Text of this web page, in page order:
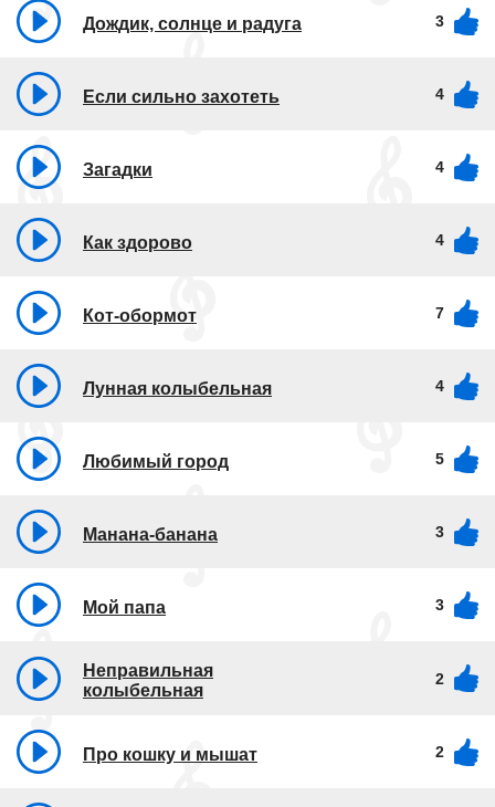
Дождик, солнце и радуга 3
Если сильно захотеть 4
Загадки 4
Как здорово 4
Кот-обормот 7
Лунная колыбельная 4
Любимый город 5
Манана-банана 3
Мой папа 3
Неправильная
колыбельная
2
Про кошку и мышат 2